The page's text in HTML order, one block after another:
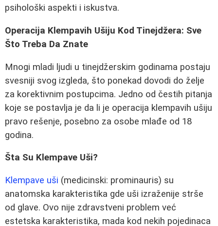
psihološki aspekti i iskustva.
Operacija Klempavih Ušiju Kod Tinejdžera: Sve
Što Treba Da Znate
Mnogi mladi ljudi u tinejdžerskim godinama postaju
svesniji svog izgleda, što ponekad dovodi do želje
za korektivnim postupcima. Jedno od čestih pitanja
koje se postavlja je da li je operacija klempavih ušiju
pravo rešenje, posebno za osobe mlađe od 18
godina.
Šta Su Klempave Uši?
Klempave uši (medicinski: prominauris) su
anatomska karakteristika gde uši izraženije strše
od glave. Ovo nije zdravstveni problem već
estetska karakteristika, mada kod nekih pojedinaca